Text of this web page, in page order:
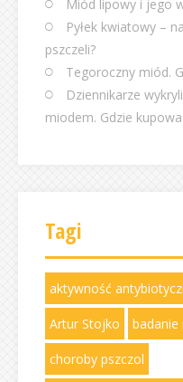
Miód lipowy i jego
Pyłek kwiatowy –
pszczeli?
Tegoroczny miód.
Dziennikarze
miodem. Gdzie
Tagi
aktywność
Artur Stojko badanie
choroby pszczol